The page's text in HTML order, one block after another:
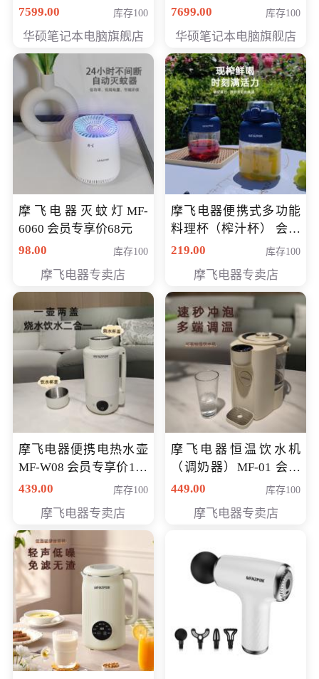
川银 oled 智慧轻薄本 会
7599.00 库存100
华硕笔记本电脑旗舰店
空蓝 oled 智慧轻薄本 会
7699.00 库存100
华硕笔记本电脑旗舰店
摩飞电器灭蚊灯MF-
6060 会员专享价68元
98.00
库存100
摩飞电器专卖店
摩飞电器便携式多功能
料理杯（榨汁杯） 会员
专享价118元
219.00 库存100
摩飞电器专卖店
摩飞电器便携电热水壶
MF-W08 会员专享价198
元
439.00 库存100
摩飞电器专卖店
摩飞电器恒温饮水机
（调奶器）MF-01 会员
专享价366元
449.00 库存100
摩飞电器专卖店